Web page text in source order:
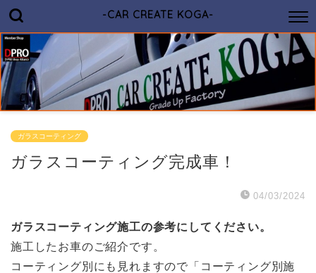
-CAR CREATE KOGA-
ガラスコーティング
ガラスコーティング完成車！
04/03/2024
ガラスコーティング施工の参考にしてください。
施工したお車のご紹介です。
コーティング別にも見れますので「コーティング別施